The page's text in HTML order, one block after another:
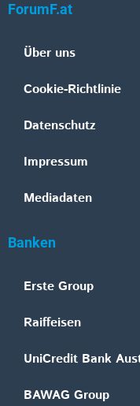
ForumF.at
Über uns
Cookie-Richtlinie
Datenschutz
Impressum
Mediadaten
Banken
Erste Group
Raiffeisen
UniCredit Bank
BAWAG Group